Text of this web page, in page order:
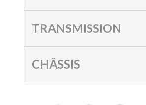
TRANSMISSION
CHÂSSIS